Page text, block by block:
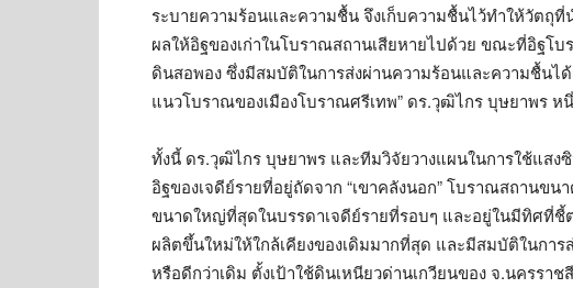
ระบายความร้อนและความชื้น จึงเก็บความชื้นไว้ทำให้วัตถุ
ผลให้อิฐของเก่าในโบราณสถานเสียหายไปด้วย ขณะที่อิฐ
ดินสอพอง ซึ่งมีสมบัติในการส่งผ่านความร้อนและความชื้นไ
แนวโบราณของเมืองโบราณศรีเทพ” ดร.วุฒิไกร บุษยาพร ห
ทั้งนี้ ดร.วุฒิไกร บุษยาพร และทีมวิจัยวางแผนในการใช้แสง
อิฐของเจดีย์รายที่อยู่ถัดจาก “เขาคลังนอก” โบราณสถานข
ขนาดใหญ่ที่สุดในบรรดาเจดีย์รายที่รอบๆ และอยู่ในมีทิศที่ชี้
ผลิตขึ้นใหม่ให้ใกล้เคียงของเดิมมากที่สุด และมีสมบัติในกา
หรือดีกว่าเดิม ตั้งเป้าใช้ดินเหนียวด่านเกวียนของ จ.นครร